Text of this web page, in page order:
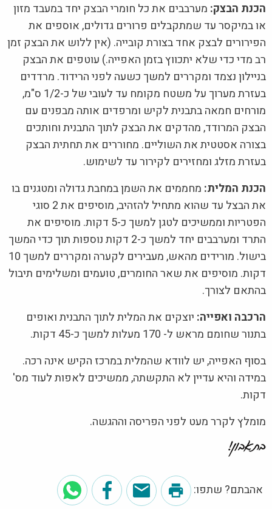
הכנת הבצק: מערבבים את כל חומרי הבצק יחד במעבד מזון
או במיקסר עד שמתקבלים פרורים גדולים, אוספים את
הפירורים לבצק אחד בצורת קובייה. (אין ללוש את הבצק זמן
רב מדי כדי שלא יתכווץ בזמן האפייה.) עוטפים את הבצק
בניילון נצמד ומקררים למשך כשעה לפני הרידוד. מרדדים
בעזרת מערוך על משטח מקומח עד לעובי של כ-1/2 ס"מ,
מורחים חמאה בתבנית לקיש ומרפדים אותה מבפנים עם
הבצק המרודד, מהדקים את הבצק לתוך התבנית וחותכים
בצורה אסטטית את השוליים. מחוררים את תחתית הבצק
בעזרת מזלג ומחזירים לקירור עד לשימוש.
הכנת המלית: מחממים את השמן במחבת גדולה ומטגנים בו
את הבצל עד שהוא מתחיל להזהיב, מוסיפים את 2 סוגי
הפטריות וממשיכים לטגן למשך כ-5 דקות. מוסיפים את
התרד ומערבבים יחד למשך כ-2 דקות נוספות תוך כדי המשך
בישול. מורידים מהאש, מעבירים לקערה ומקררים למשך 10
דקות. מוסיפים את שאר החומרים, טועמים ומשלימים תיבול
בהתאם לצורך.
הרכבה ואפייה: יוצקים את המלית לתוך התבנית ואופים
בתנור שחומם מראש ל- 170 מעלות למשך כ-45 דקות.
בסוף האפייה, יש לוודא שהמלית במרכז הקיש אינה רכה.
במידה והיא עדיין לא התקשתה, ממשיכים לאפות לעוד מס'
דקות.
מומלץ לקרר מעט לפני הפריסה וההגשה.
אהבתם? שתפו: